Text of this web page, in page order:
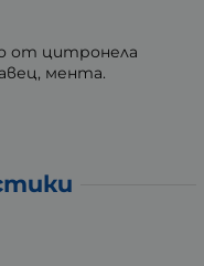
от цитронела
мента.